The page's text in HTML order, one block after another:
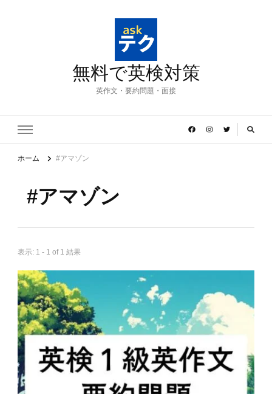
無料で英検対策
英作文・要約問題・面接
ホーム #アマゾン
#アマゾン
表示: 1 - 1 of 1 結果